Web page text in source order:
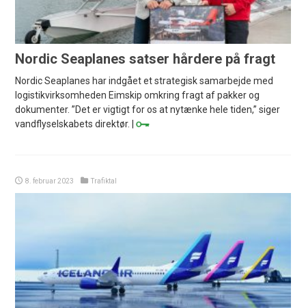
Nordic Seaplanes satser hårdere på fragt
Nordic Seaplanes har indgået et strategisk samarbejde med
logistikvirksomheden Eimskip omkring fragt af pakker og
dokumenter. ”Det er vigtigt for os at nytænke hele tiden,” siger
vandflyselskabets direktør. |
8. februar 2023 Trafiktal